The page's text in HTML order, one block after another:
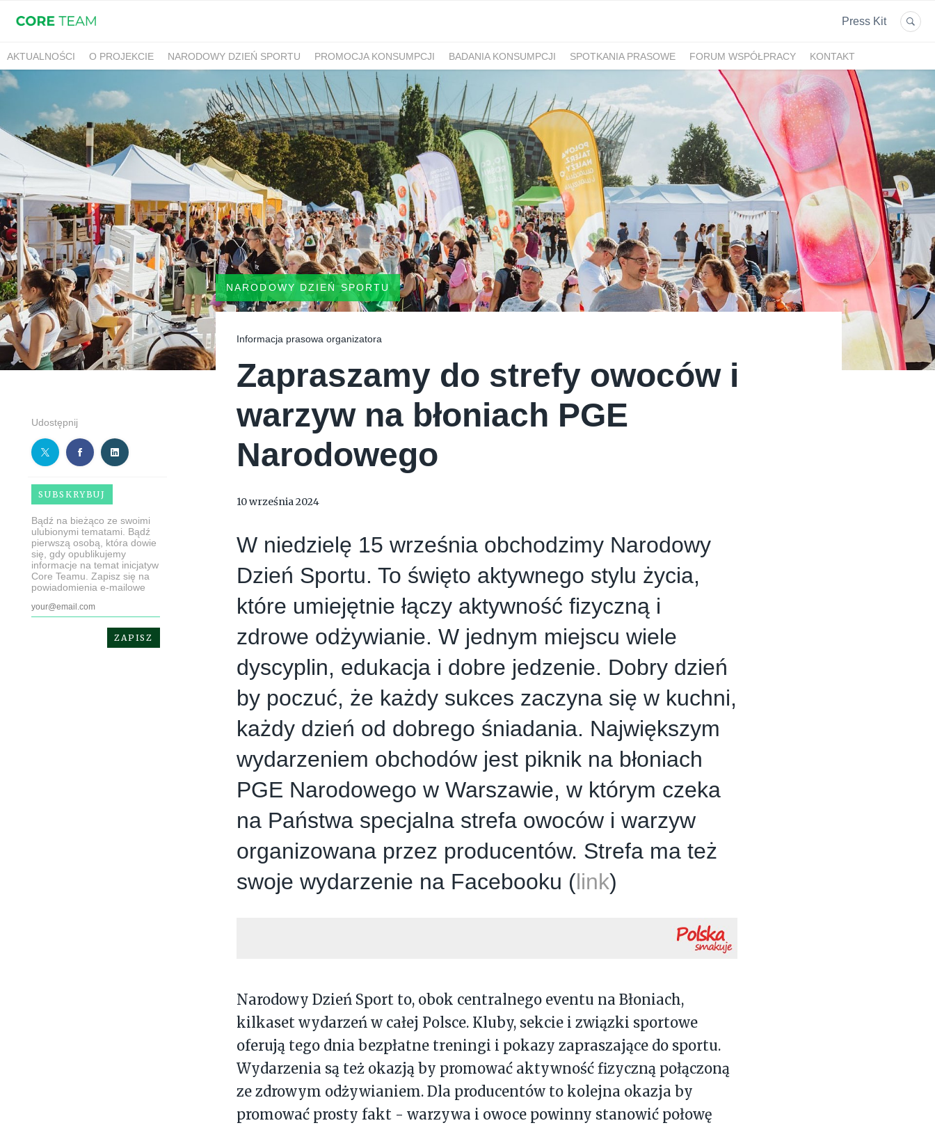
Press Kit
AKTUALNOŚCI O PROJEKCIE NARODOWY DZIEŃ SPORTU PROMOCJA KONSUMPCJI BADANIA KONSUMPCJI SPOTKANIA PRASOWE FORUM WSPÓŁPRACY KONTAKT
Udostępnij
SUBSKRYBUJ
Bądź na bieżąco ze swoimi
ulubionymi tematami. Bądź
pierwszą osobą, która dowie
się, gdy opublikujemy
informacje na temat inicjatyw
Core Teamu. Zapisz się na
powiadomienia e-mailowe
NARODOWY DZIEŃ SPORTU
Informacja prasowa organizatora
Zapraszamy do strefy owoców i
warzyw na błoniach PGE
Narodowego
10 września 2024
W niedzielę 15 września obchodzimy Narodowy
Dzień Sportu. To święto aktywnego stylu życia,
które umiejętnie łączy aktywność fizyczną i
zdrowe odżywianie. W jednym miejscu wiele
dyscyplin, edukacja i dobre jedzenie. Dobry dzień
by poczuć, że każdy sukces zaczyna się w kuchni,
każdy dzień od dobrego śniadania. Największym
wydarzeniem obchodów jest piknik na błoniach
PGE Narodowego w Warszawie, w którym czeka
na Państwa specjalna strefa owoców i warzyw
organizowana przez producentów. Strefa ma też
swoje wydarzenie na Facebooku (link)
Narodowy Dzień Sport to, obok centralnego eventu na Błoniach,
kilkaset wydarzeń w całej Polsce. Kluby, sekcie i związki sportowe
oferują tego dnia bezpłatne treningi i pokazy zapraszające do sportu.
Wydarzenia są też okazją by promować aktywność fizyczną połączoną
ze zdrowym odżywianiem. Dla producentów to kolejna okazja by
promować prosty fakt - warzywa i owoce powinny stanowić połowę